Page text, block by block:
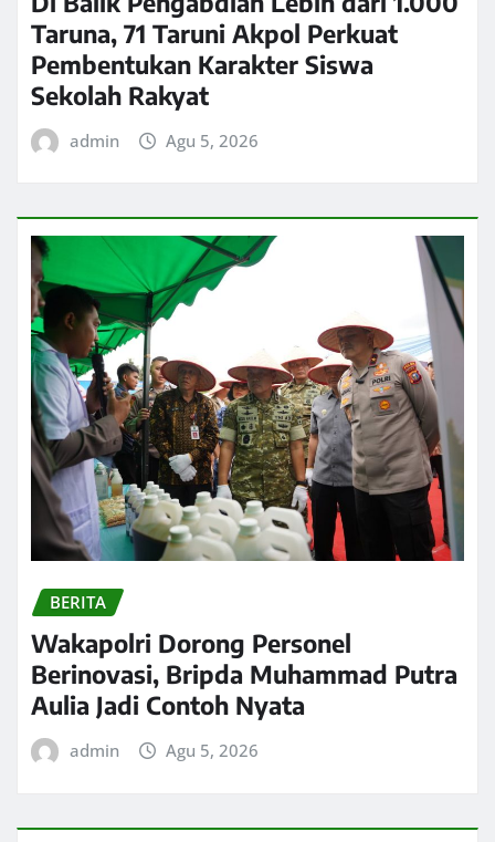
Taruna, 71 Taruni Akpol Perkuat
Pembentukan Karakter Siswa
Sekolah Rakyat
admin Agu 5, 2026
BERITA
Wakapolri Dorong Personel
Berinovasi, Bripda Muhammad Putra
Aulia Jadi Contoh Nyata
admin Agu 5, 2026